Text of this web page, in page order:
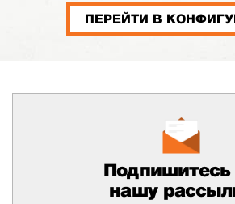
ПЕРЕЙТИ В
Подпишитесь
нашу